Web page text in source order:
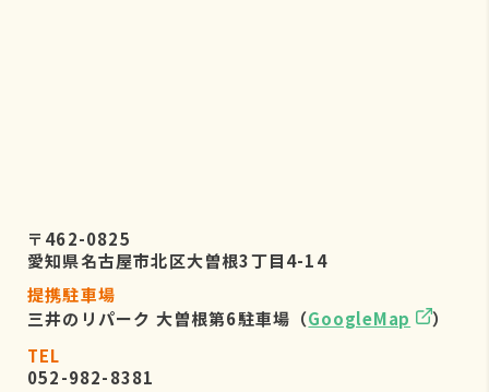
〒462-0825
愛知県名古屋市北区大曽根3丁目4-14
提携駐車場
三井のリパーク 大曽根第6駐車場（GoogleMap
）
TEL
052-982-8381